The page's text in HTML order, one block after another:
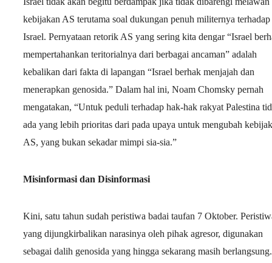
kebijakan AS terutama soal dukungan penuh militernya terhadap
Israel. Pernyataan retorik AS yang sering kita dengar “Israel
mempertahankan teritorialnya dari berbagai ancaman” adalah
kebalikan dari fakta di lapangan “Israel berhak menjajah dan
menerapkan genosida.” Dalam hal ini, Noam Chomsky pernah
mengatakan, “Untuk peduli terhadap hak-hak rakyat Palestina
ada yang lebih prioritas dari pada upaya untuk mengubah
AS, yang bukan sekadar mimpi sia-sia.”
Misinformasi dan Disinformasi
Kini, satu tahun sudah peristiwa badai taufan 7 Oktober.
yang dijungkirbalikan narasinya oleh pihak agresor, digunakan
sebagai dalih genosida yang hingga sekarang masih berlangsung.